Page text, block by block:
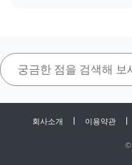
회사소개 이용약관
©